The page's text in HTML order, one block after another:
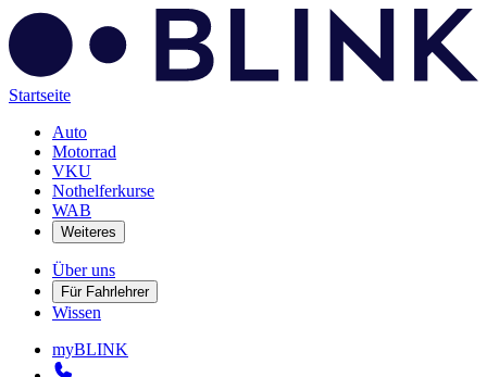
Startseite
Auto
Motorrad
VKU
Nothelferkurse
WAB
Weiteres
Über uns
Für Fahrlehrer
Wissen
myBLINK